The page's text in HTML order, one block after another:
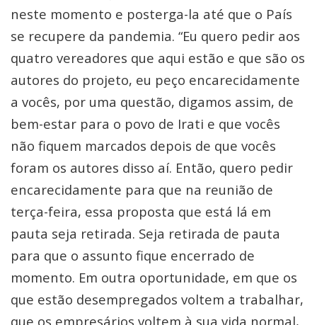
neste momento e posterga-la até que o País
se recupere da pandemia. “Eu quero pedir aos
quatro vereadores que aqui estão e que são os
autores do projeto, eu peço encarecidamente
a vocês, por uma questão, digamos assim, de
bem-estar para o povo de Irati e que vocês
não fiquem marcados depois de que vocês
foram os autores disso aí. Então, quero pedir
encarecidamente para que na reunião de
terça-feira, essa proposta que está lá em
pauta seja retirada. Seja retirada de pauta
para que o assunto fique encerrado de
momento. Em outra oportunidade, em que os
que estão desempregados voltem a trabalhar,
que os empresários voltem à sua vida normal,